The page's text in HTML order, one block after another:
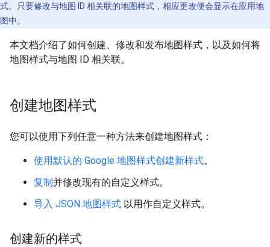
式。只要修改与地图 ID 相关联的地图样式，相应更改便会显示在应用地
图中。
本文档介绍了如何创建、修改和发布地图样式，以及如何将
地图样式与地图 ID 相关联。
创建地图样式
您可以使用下列任意一种方法来创建地图样式：
使用默认的 Google 地图样式创建新样式。
复制并修改现有的自定义样式。
导入 JSON 地图样式 以用作自定义样式。
创建新的样式